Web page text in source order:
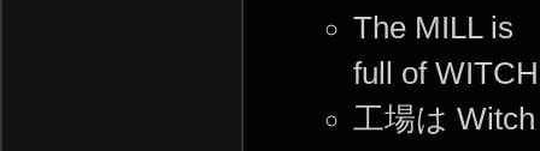
The MILL is
full of
工場は